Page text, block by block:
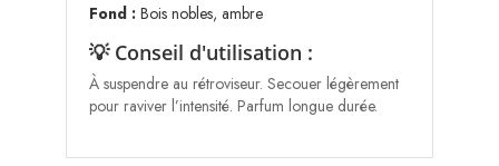
Fond : Bois nobles, ambre
💡 Conseil d'utilisation :
À suspendre au rétroviseur. Secouer légèrement
pour raviver l’intensité. Parfum longue durée.